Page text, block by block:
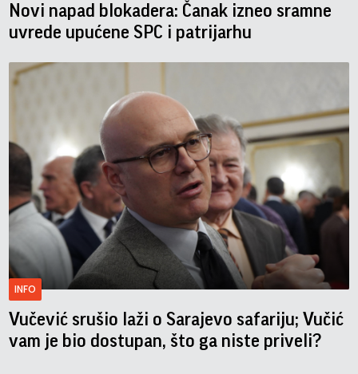
Novi napad blokadera: Čanak izneo sramne
uvrede upućene SPC i patrijarhu
INFO
Vučević srušio laži o Sarajevo safariju; Vučić
vam je bio dostupan, što ga niste priveli?